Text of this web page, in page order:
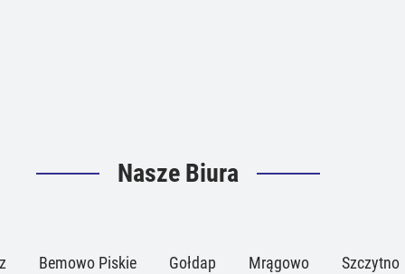
Nasze Biura
Bemowo Piskie Gołdap Mrągowo Szczytno